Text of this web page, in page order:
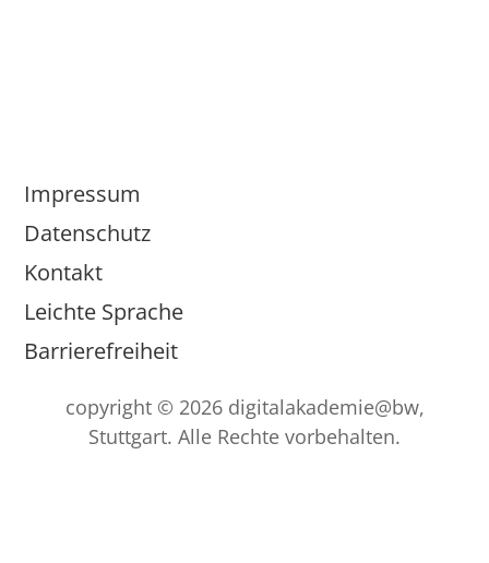
Impressum
Datenschutz
Kontakt
Leichte Sprache
Barrierefreiheit
copyright © 2026 digitalakademie@bw,
Stuttgart. Alle Rechte vorbehalten.